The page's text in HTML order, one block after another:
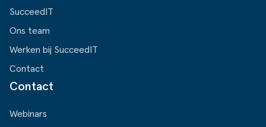
SucceedIT
Ons team
Werken bij SucceedIT
Contact
Contact
Webinars